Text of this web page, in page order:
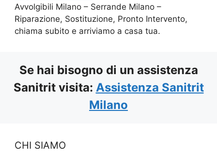
Avvolgibili Milano – Serrande Milano –
Riparazione, Sostituzione, Pronto Intervento,
chiama subito e arriviamo a casa tua.
Se hai bisogno di un assistenza
Sanitrit visita: Assistenza Sanitrit
Milano
CHI SIAMO